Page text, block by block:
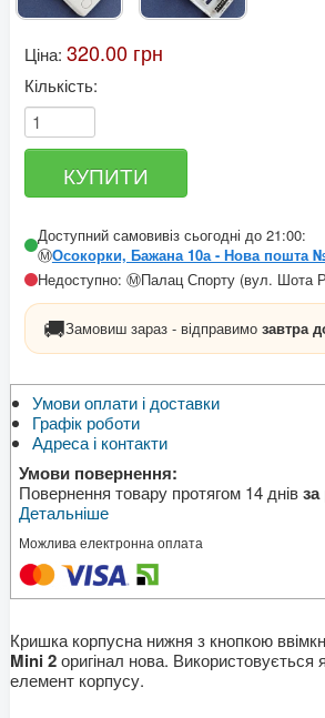
Ціна: 320.00 грн
Кількість:
Доступний самовивіз сьогодні до 21:00:
Ⓜ️Осокорки, Бажана 10а - Нова пошта
Недоступно: Ⓜ️Палац Спорту (вул. Шота
🚚Замовиш зараз - відправимо завтра
Умови оплати і доставки
Графік роботи
Адреса і контакти
Умови повернення:
Повернення товару протягом 14 днів
Детальніше
Можлива електронна оплата
Кришка корпусна нижня з кнопкою
Mini 2оригінал нова. Використовується
елемент корпусу.